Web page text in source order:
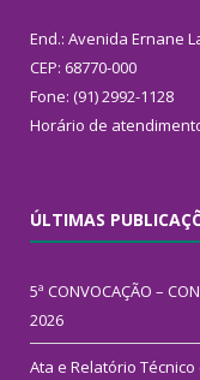
End.: Avenida Ernane
CEP: 68770-000
Fone: (91) 2992-1128
Horário de
ÚLTIMAS
5ª CONVOCAÇÃO –
2026
Ata e Relatório